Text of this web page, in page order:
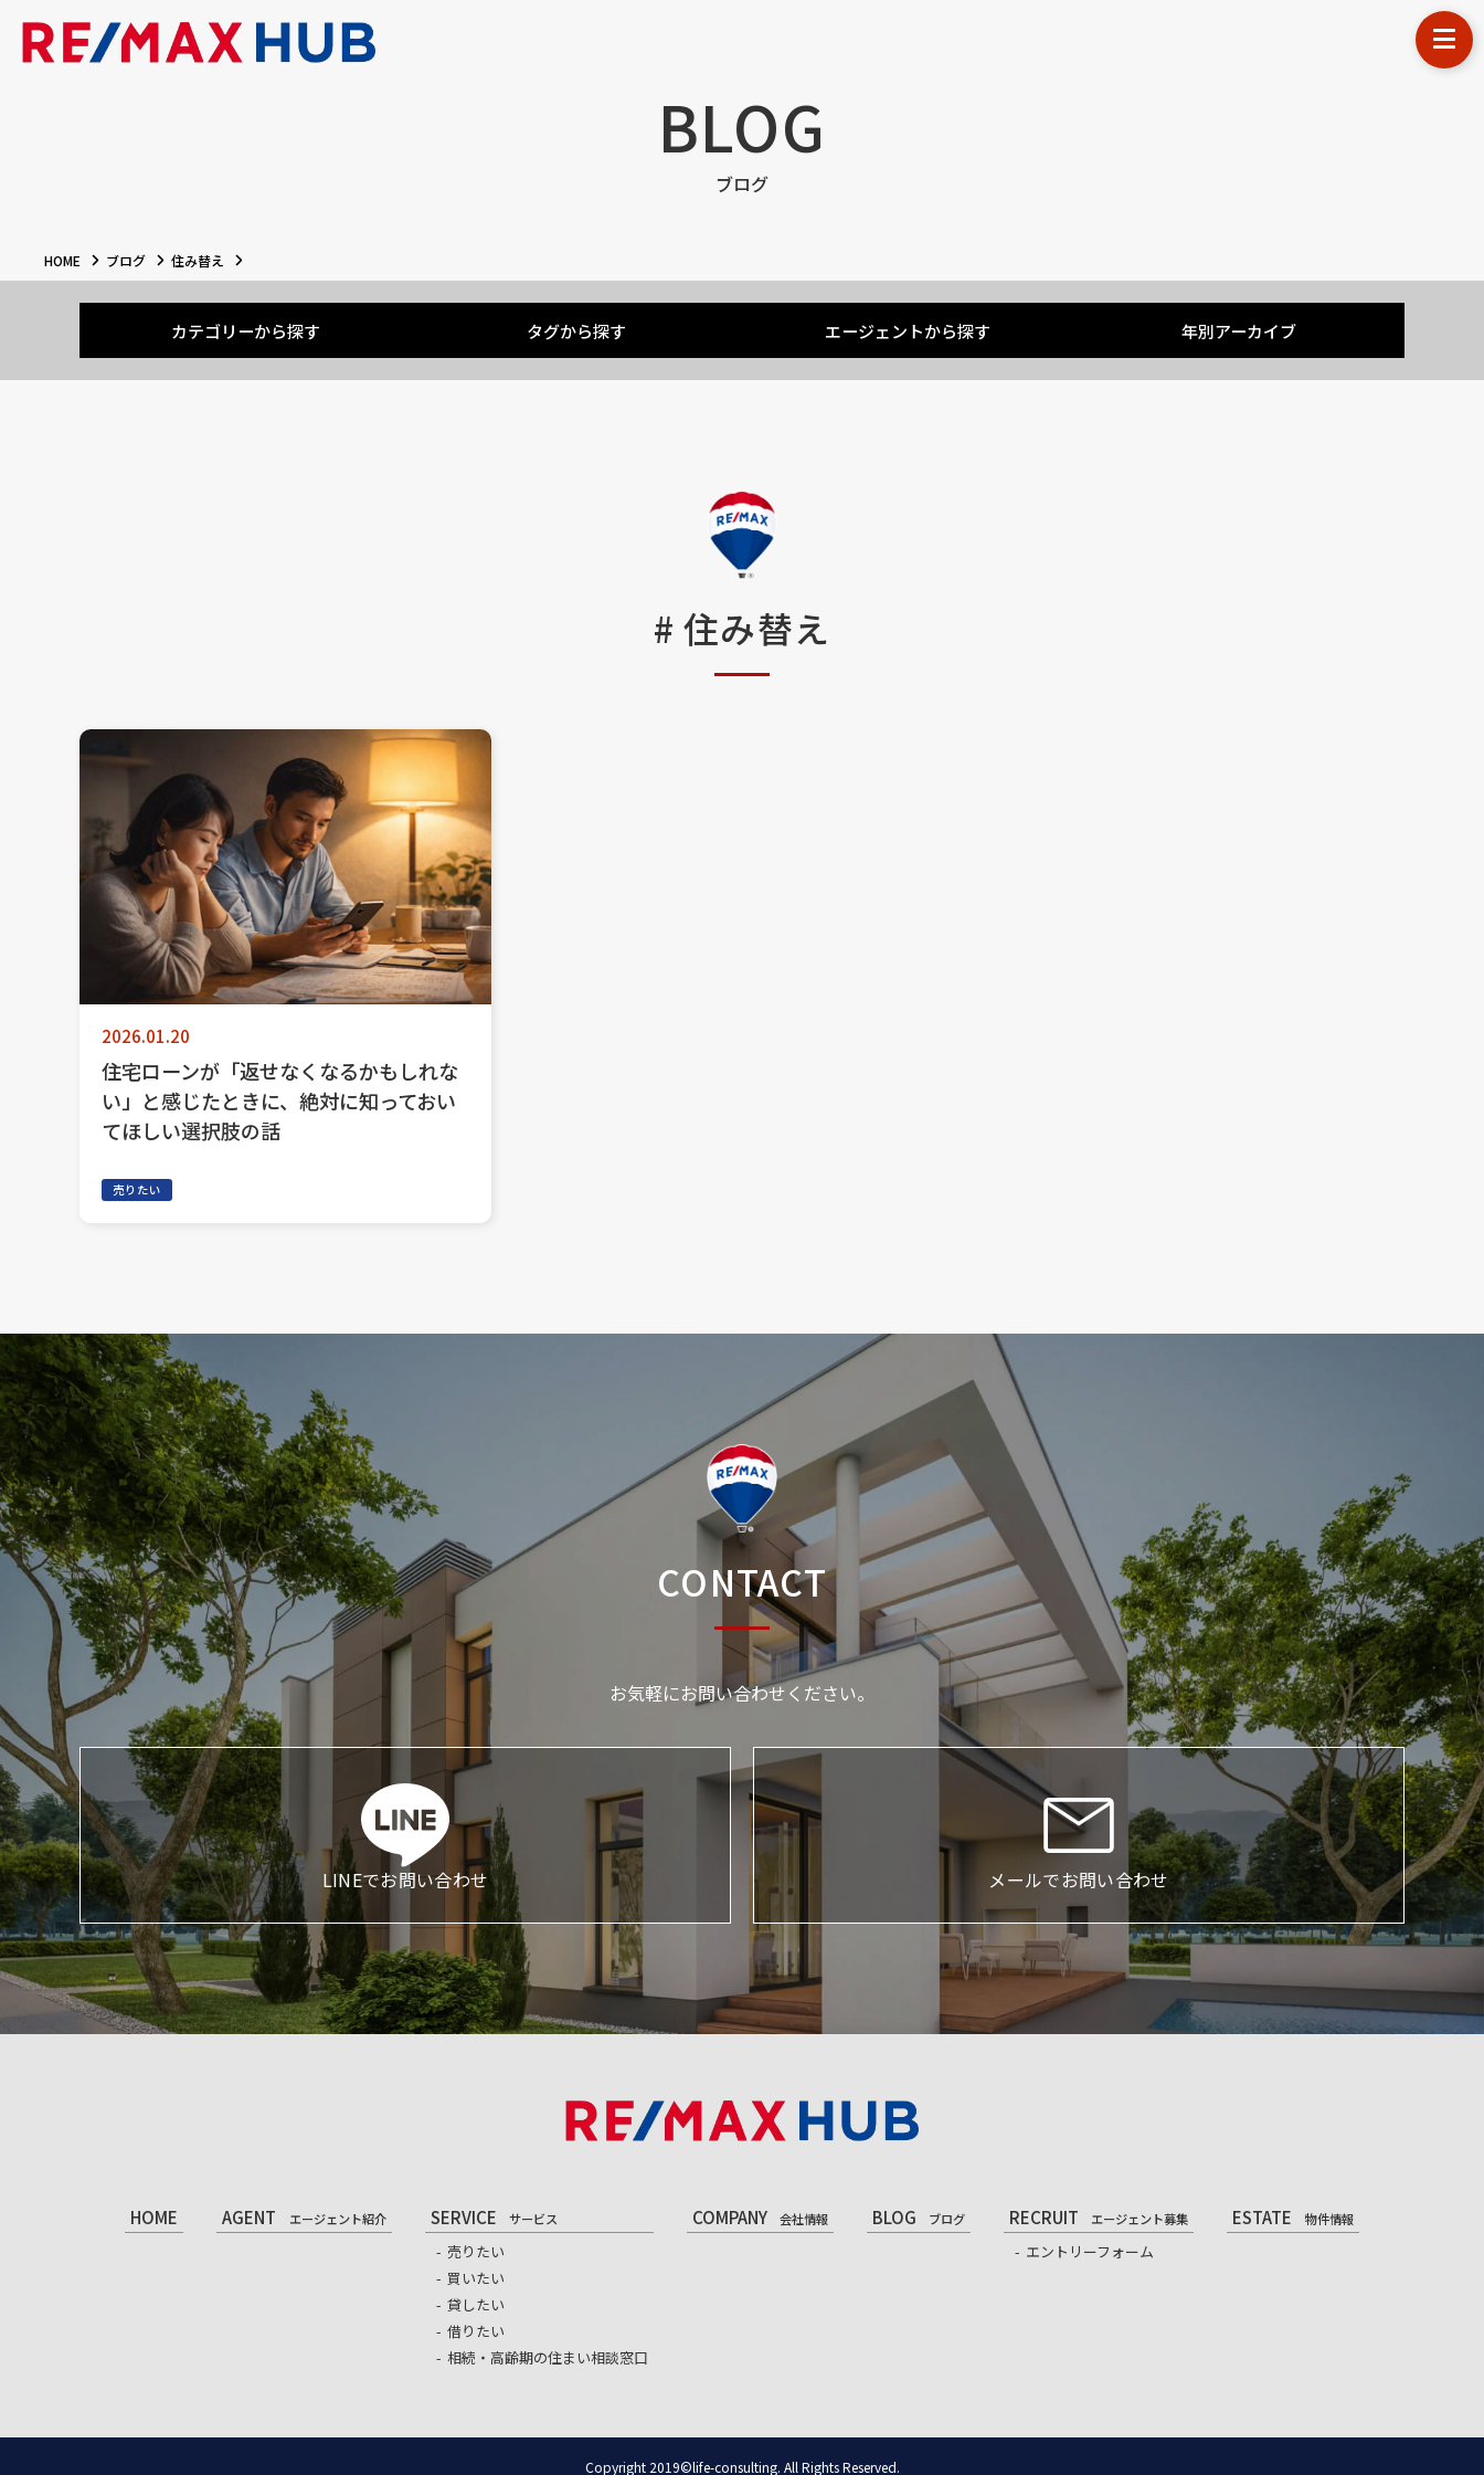
BLOG
ブログ
HOME ブログ 住み替え
カテゴリーから探す タグから探す エージェントから探す 年別アーカイブ
#住み替え
2026.01.20
住宅ローンが「返せなくなるかもしれな
い」と感じたときに、絶対に知っておい
てほしい選択肢の話
売りたい
CONTACT
お気軽にお問い合わせください。
LINEでお問い合わせ メールでお問い合わせ
HOME AGENT エージェント紹介 SERVICE サービス
売りたい
買いたい
貸したい
借りたい
相続・高齢期の住まい相談窓口
COMPANY 会社情報 BLOG ブログ RECRUIT エージェント募集
エントリーフォーム
ESTATE 物件情報
Copyright 2019©life-consulting. All Rights Reserved.